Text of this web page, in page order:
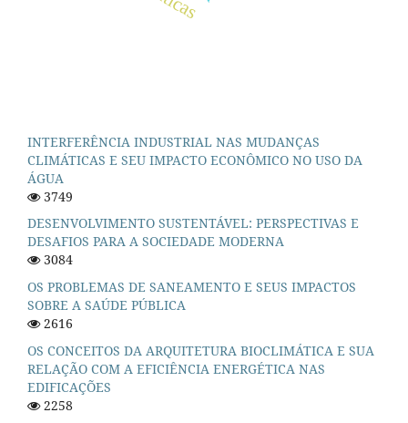
INTERFERÊNCIA INDUSTRIAL NAS MUDANÇAS
CLIMÁTICAS E SEU IMPACTO ECONÔMICO NO USO DA
ÁGUA
3749
DESENVOLVIMENTO SUSTENTÁVEL: PERSPECTIVAS E
DESAFIOS PARA A SOCIEDADE MODERNA
3084
OS PROBLEMAS DE SANEAMENTO E SEUS IMPACTOS
SOBRE A SAÚDE PÚBLICA
2616
OS CONCEITOS DA ARQUITETURA BIOCLIMÁTICA E SUA
RELAÇÃO COM A EFICIÊNCIA ENERGÉTICA NAS
EDIFICAÇÕES
2258